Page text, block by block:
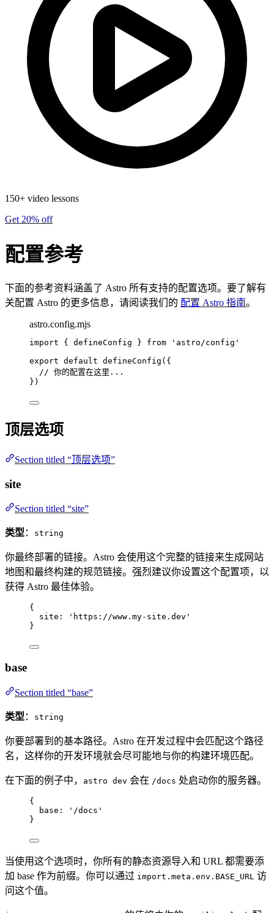
150+ video lessons
Get 20% off
配置参考
下面的参考资料涵盖了 Astro 所有支持的配置选项。要了解有
关配置 Astro 的更多信息，请阅读我们的 配置 Astro 指南。
astro.config.mjs
import { defineConfig } from ' astro/config '
export default defineConfig ({
// 你的配置在这里...
})
顶层选项
Section titled “顶层选项”
site
Section titled “site”
类型： string
你最终部署的链接。Astro 会使用这个完整的链接来生成网站
地图和最终构建的规范链接。强烈建议你设置这个配置项，以
获得 Astro 最佳体验。
{
site:
' https://www.my-site.dev '
}
base
Section titled “base”
类型 ： string
你要部署到的基本路径。Astro 在开发过程中会匹配这个路径
名，这样你的开发环境就会尽可能地与你的构建环境匹配。
在下面的例子中， astro dev 会在 /docs 处启动你的服务器。
{
base:
' /docs '
}
当使用这个选项时，你所有的静态资源导入和 URL 都需要添
加 base 作为前缀。你可以通过 import.meta.env.BASE_URL 访
问这个值。